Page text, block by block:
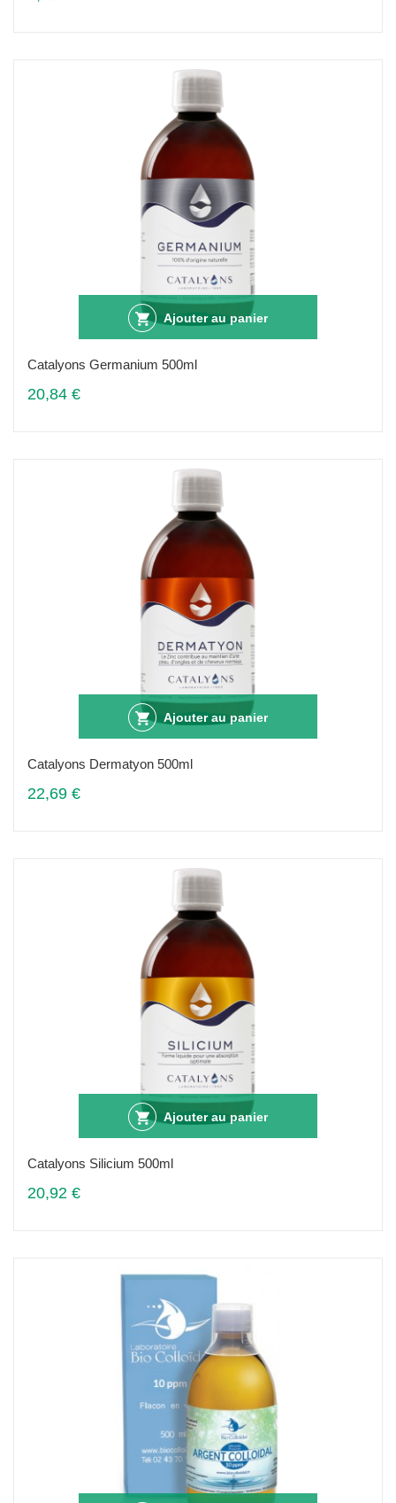
Ajouter au panier
Catalyons Germanium 500ml
20,84 €
Ajouter au panier
Catalyons Dermatyon 500ml
22,69 €
Ajouter au panier
Catalyons Silicium 500ml
20,92 €